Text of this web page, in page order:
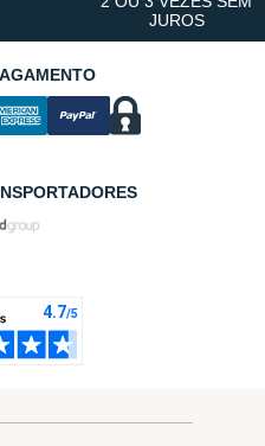
JUROS